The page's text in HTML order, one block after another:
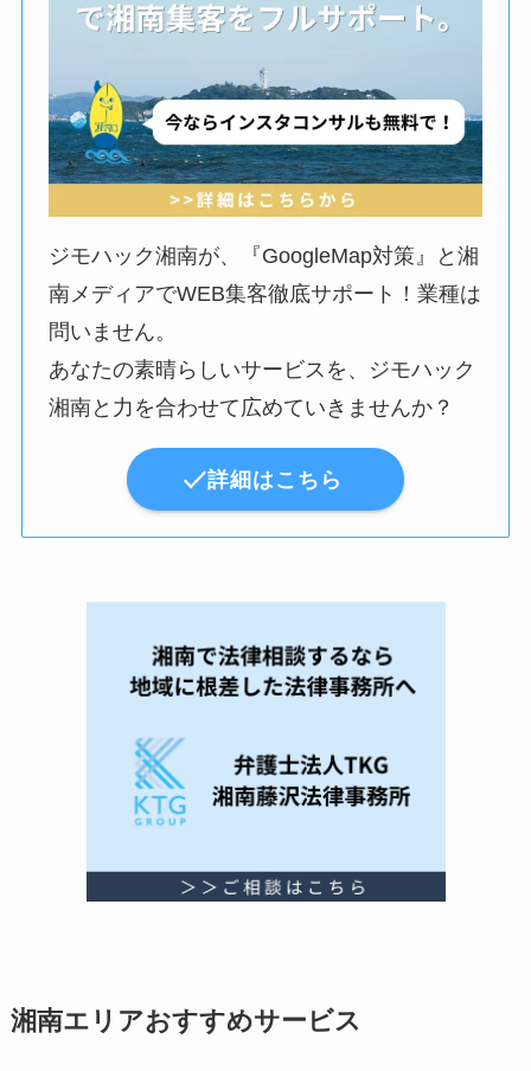
ジモハック湘南が、『GoogleMap対策』と湘
南メディアでWEB集客徹底サポート！業種は
問いません。
あなたの素晴らしいサービスを、ジモハック
湘南と力を合わせて広めていきませんか？
詳細はこちら
湘南エリアおすすめサービス